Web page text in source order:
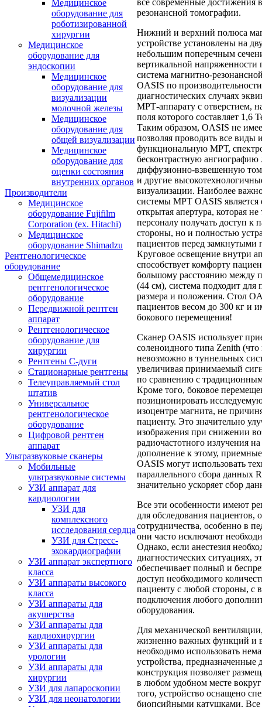
Медицинское
оборудование для
роботизированной
хирургии
Медицинское
оборудование для
эндоскопии
Медицинское
оборудование для
визуализации
молочной железы
Медицинское
оборудование для
общей визуализации
Медицинское
оборудование для
оценки состояния
внутренних органов
Производители
Медицинское
оборудование Fujifilm
Corporation (ex. Hitachi)
Медицинское
оборудование Shimadzu
Рентгенологическое
оборудование
Общемедицинское
рентгенологическое
оборудование
Передвижной рентген
аппарат
Рентгенологическое
оборудование для
хирургии
Рентгены С-дуги
Стационарные рентгены
Телеуправляемый стол
штатив
Универсальное
рентгенологическое
оборудование
Цифровой рентген
аппарат
Ультразвуковые сканеры
Мобильные
ультразвуковые системы
УЗИ аппарат для
кардиологии
УЗИ для
комплексного
исследования сердца
УЗИ для Стресс-
эхокардиографии
УЗИ аппарат экспертного
класса
УЗИ аппараты высокого
класса
УЗИ аппараты для
акушерства
УЗИ аппараты для
кардиохирургии
УЗИ аппараты для
урологии
УЗИ аппараты для
хирургии
УЗИ для лапароскопии
УЗИ для неонатологии
резонансной томографии.
Нижний и верхний полюса
устройстве установлены на
небольшим поперечным
вертикальной напряженности
система магнитно-
OASIS по
диагностических случаях
МРТ-аппарату с отверстием,
поля которого составляет 1,6
Таким образом, OASIS не
позволяя проводить все виды
функциональную МРТ,
бесконтрастную
диффузионно-взвешенную
и другие
визуализации. Наиболее
системы МРТ OASIS является
открытая апертура, которая не
персоналу получать доступ к
стороны, но и полностью
пациентов перед замкнутыми
Круговое освещение внутри
способствует комфорту
большому расстоянию между
(44 см), система подходит для
размера и положения. Стол
пациентов весом до 300 кг и
бокового перемещения!
Сканер OASIS использует
соленоидного типа Zenith (что
невозможно в туннельных
увеличивая принимаемый
по сравнению с
Кроме того, боковое
позиционировать
изоцентре магнита, не
пациенту. Это значительно
изображения при снижении
радиочастотного излучения
дополнение к этому,
OASIS могут использовать
параллельного сбора данных
значительно ускоряет сбор
Все эти особенности имеют
для обследования пациентов,
сотрудничества, особенно в
они часто исключают
Однако, если анестезия
диагностических ситуациях,
обеспечивает полный и
доступ необходимого
пациенту с любой стороны, с
подключения любого
оборудования.
Для механической
жизненно важных функций и
необходимо использовать
устройства,
конструкция позволяет
в любом удобном месте
того, устройство оснащено
биопсийными катушками. Все